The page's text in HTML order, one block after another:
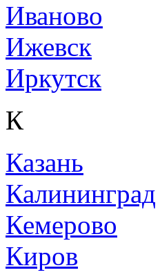
Иваново
Ижевск
Иркутск
К
Казань
Калининград
Кемерово
Киров